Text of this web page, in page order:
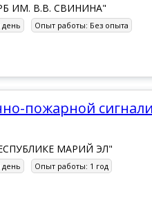
ИМ. В.В. СВИНИНА"
Опыт работы: Без опыта
пожарной
МАРИЙ ЭЛ"
Опыт работы: 1 год